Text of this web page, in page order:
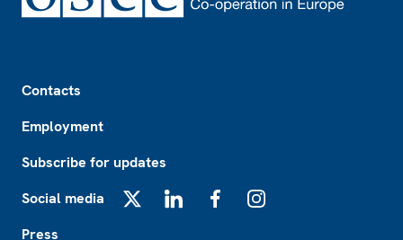
Contacts
Employment
Subscribe for updates
Social media
Press